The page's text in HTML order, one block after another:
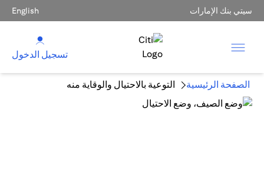
سيتي بنك الإمارات English
تسجيل الدخول
الصفحة الرئيسية التوعية بالاحتيال والوقاية منه